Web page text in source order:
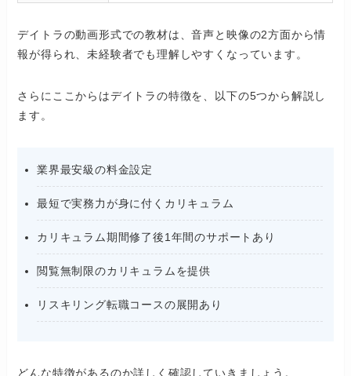
デイトラの動画形式での教材は、音声と映像の2方面から情
報が得られ、未経験者でも理解しやすくなっています。
さらにここからはデイトラの特徴を、以下の5つから解説し
ます。
業界最安級の料金設定
最短で実務力が身に付くカリキュラム
カリキュラム期間修了後1年間のサポートあり
閲覧無制限のカリキュラムを提供
リスキリング転職コースの展開あり
どんな特徴があるのか詳しく確認していきましょう。